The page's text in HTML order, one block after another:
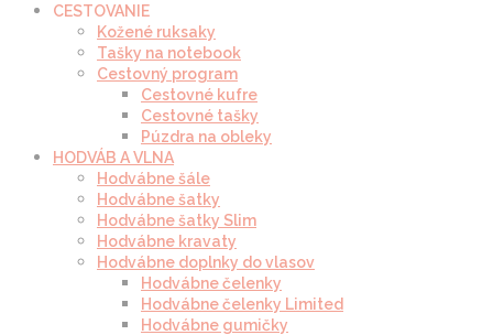
CESTOVANIE
Kožené ruksaky
Tašky na notebook
Cestovný program
Cestovné kufre
Cestovné tašky
Púzdra na obleky
HODVÁB A VLNA
Hodvábne šále
Hodvábne šatky
Hodvábne šatky Slim
Hodvábne kravaty
Hodvábne doplnky do vlasov
Hodvábne čelenky
Hodvábne čelenky Limited
Hodvábne gumičky